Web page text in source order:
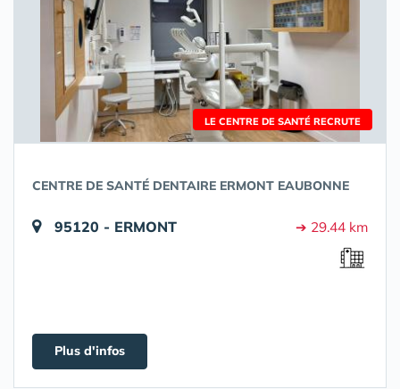
LE CENTRE DE SANTÉ RECRUTE
CENTRE DE SANTÉ DENTAIRE ERMONT EAUBONNE
95120 - ERMONT ➔ 29.44 km
Plus d'infos